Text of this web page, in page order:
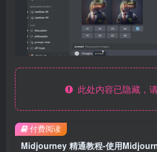
此处内容已隐藏，
付费阅读